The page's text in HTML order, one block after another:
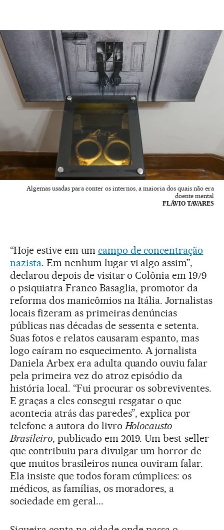
Algemas usadas para conter os internos, a maioria dos quais não era
doente mental
FLÁVIO TAVARES
“Hoje estive em um campo de concentração
nazista. Em nenhum lugar vi algo assim”,
declarou depois de visitar o Colônia em 1979
o psiquiatra Franco Basaglia, promotor da
reforma dos manicômios na Itália. Jornalistas
locais fizeram as primeiras denúncias
públicas nas décadas de sessenta e setenta.
Suas fotos e relatos causaram espanto, mas
logo caíram no esquecimento. A jornalista
Daniela Arbex era adulta quando ouviu falar
pela primeira vez do atroz episódio da
história local. “Fui procurar os sobreviventes.
E graças a eles consegui resgatar o que
acontecia atrás das paredes”, explica por
telefone a autora do livro Holocausto
Brasileiro, publicado em 2019. Um best-seller
que contribuiu para divulgar um horror de
que muitos brasileiros nunca ouviram falar.
Ela insiste que todos foram cúmplices: os
médicos, as famílias, os moradores, a
sociedade em geral...